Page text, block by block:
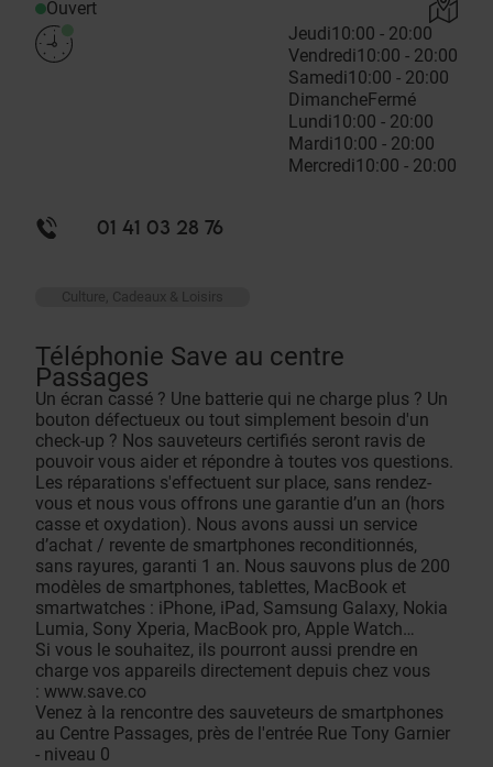
Ouvert
Jeudi10:00 - 20:00
Vendredi10:00 - 20:00
Samedi10:00 - 20:00
DimancheFermé
Lundi10:00 - 20:00
Mardi10:00 - 20:00
Mercredi10:00 - 20:00
01 41 03 28 76
Culture, Cadeaux & Loisirs
Téléphonie Save au centre
Passages
Un écran cassé ? Une batterie qui ne charge plus ? Un
bouton défectueux ou tout simplement besoin d'un
check-up ? Nos sauveteurs certifiés seront ravis de
pouvoir vous aider et répondre à toutes vos questions.
Les réparations s'effectuent sur place, sans rendez-
vous et nous vous offrons une garantie d’un an (hors
casse et oxydation). Nous avons aussi un service
d’achat / revente de smartphones reconditionnés,
sans rayures, garanti 1 an. Nous sauvons plus de 200
modèles de smartphones, tablettes, MacBook et
smartwatches : iPhone, iPad, Samsung Galaxy, Nokia
Lumia, Sony Xperia, MacBook pro, Apple Watch…
Si vous le souhaitez, ils pourront aussi prendre en
charge vos appareils directement depuis chez vous
: www.save.co
Venez à la rencontre des sauveteurs de smartphones
au Centre Passages, près de l'entrée Rue Tony Garnier
- niveau 0